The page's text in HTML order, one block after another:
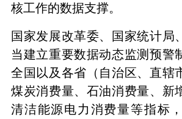
核工作的数据支撑。
国家发展改革委、国家统计局
当建立重要数据动态监测预警
全国以及各省（自治区、直辖
煤炭消费量、石油消费量、新
清洁能源电力消费量等指标